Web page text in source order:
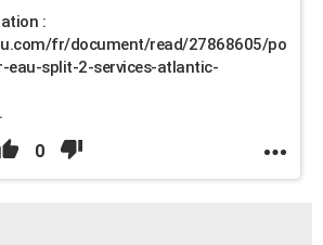
:
fr/document/read/27868605/po
eau-split-2-services-atlantic-
0